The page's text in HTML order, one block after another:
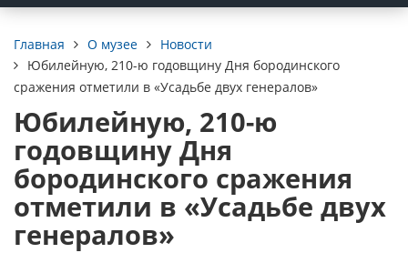
Главная О музее
Новости
Юбилейную, 210-ю годовщину Дня бородинского
сражения отметили в «Усадьбе двух генералов»
Юбилейную, 210-ю
годовщину Дня
бородинского сражения
отметили в «Усадьбе двух
генералов»